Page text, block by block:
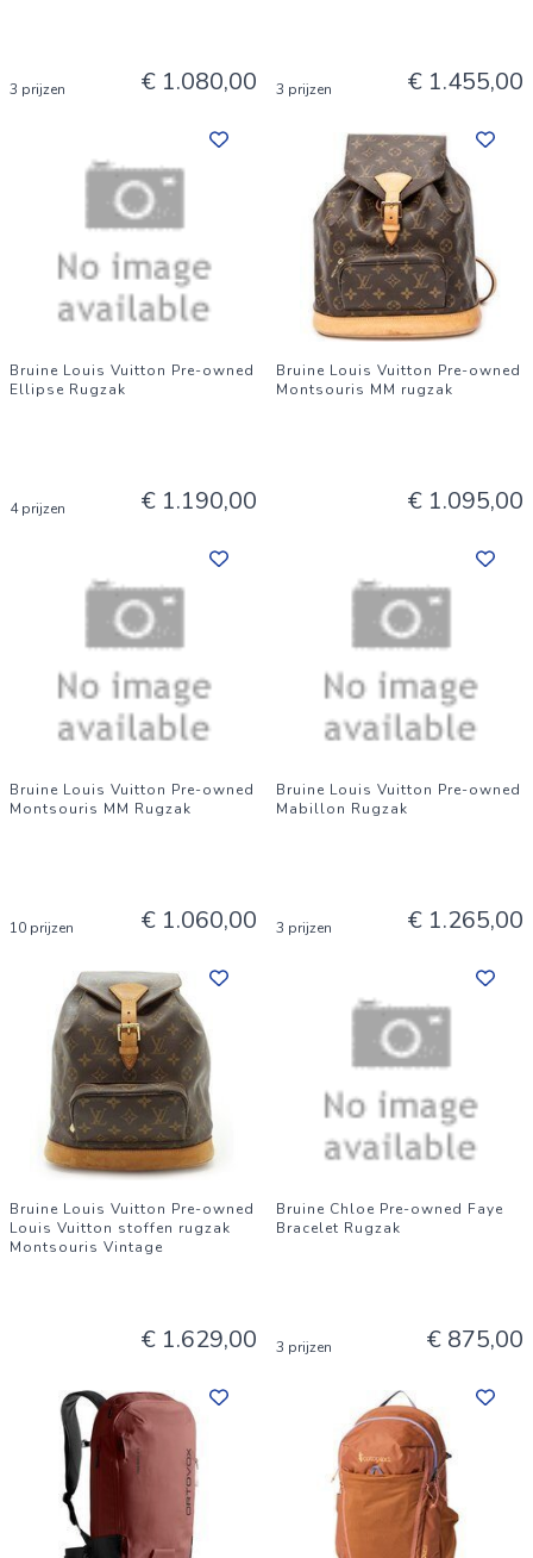
3 prijzen € 1.080,00 3 prijzen € 1.455,00
Bruine Louis Vuitton Pre-owned
Ellipse Rugzak
4 prijzen € 1.190,00
Bruine Louis Vuitton Pre-owned
Montsouris MM rugzak
€ 1.095,00
Bruine Louis Vuitton Pre-owned
Montsouris MM Rugzak
10 prijzen € 1.060,00
Bruine Louis Vuitton Pre-owned
Mabillon Rugzak
3 prijzen € 1.265,00
Bruine Louis Vuitton Pre-owned
Louis Vuitton stoffen rugzak
Montsouris Vintage
€ 1.629,00
Bruine Chloe Pre-owned Faye
Bracelet Rugzak
3 prijzen € 875,00